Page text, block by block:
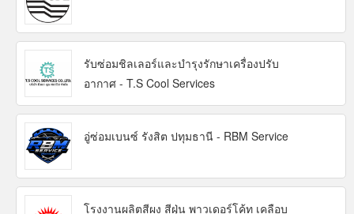
รับซ่อมชิลเลอร์และบำรุงรักษาเครื่องปรับ
อากาศ - T.S Cool Services
อู่ซ่อมเบนซ์ รังสิต ปทุมธานี - RBM Service
โรงงานผลิตสีผง สีฝุ่น พาวเดอร์โค้ท เคลือบ